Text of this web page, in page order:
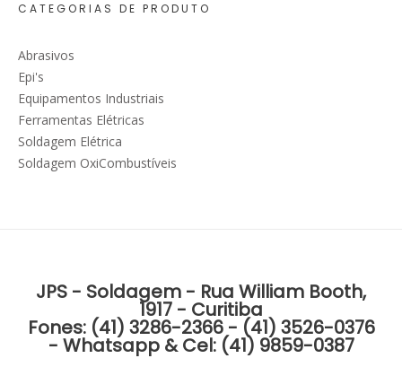
CATEGORIAS DE PRODUTO
Abrasivos
Epi's
Equipamentos Industriais
Ferramentas Elétricas
Soldagem Elétrica
Soldagem OxiCombustíveis
JPS - Soldagem - Rua William Booth,
1917 - Curitiba
Fones: (41) 3286-2366 - (41) 3526-0376
- Whatsapp & Cel: (41) 9859-0387